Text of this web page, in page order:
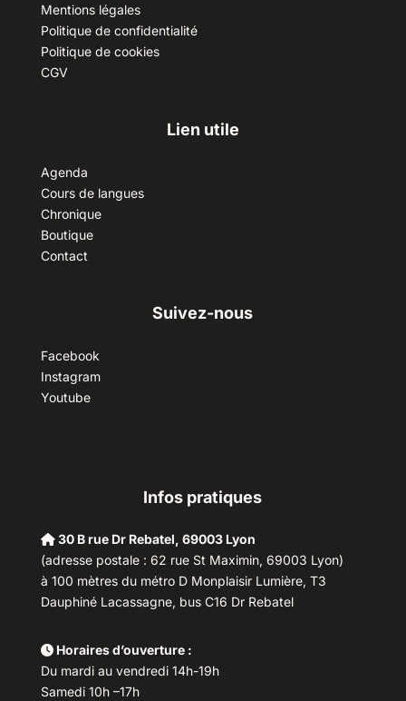
Mentions légales
Politique de confidentialité
Politique de cookies
CGV
Lien utile
Agenda
Cours de langues
Chronique
Boutique
Contact
Suivez-nous
Facebook
Instagram
Youtube
Infos pratiques
30 B rue Dr Rebatel, 69003 Lyon
(adresse postale : 62 rue St Maximin, 69003 Lyon)
à 100 mètres du métro D Monplaisir Lumière, T3
Dauphiné Lacassagne, bus C16 Dr Rebatel
Horaires d’ouverture :
Du mardi au vendredi 14h-19h
Samedi 10h –17h